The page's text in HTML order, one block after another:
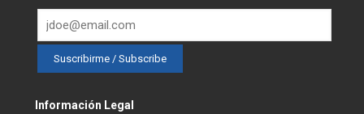
Información Legal